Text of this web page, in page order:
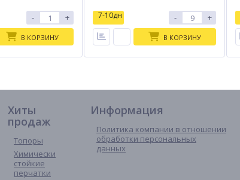
- +
В КОРЗИНУ
7-10дн - +
В КОРЗИНУ
Хиты
продаж
Топоры
Химически
стойкие
перчатки
Информация
Политика компании в отношении
обработки персональных
данных